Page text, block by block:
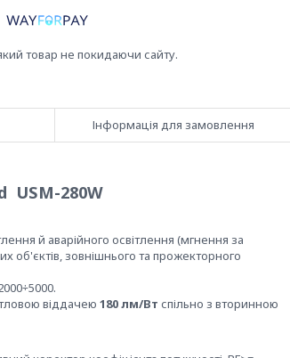
товар не покидаючи сайту.
Інформація для замовлення
USM-280W
й аварійного освітлення (мгнення за
об'єктів, зовнішнього та прожекторного
віддачею 180 лм/Вт спільно з вторинною